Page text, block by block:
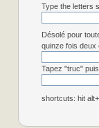
Type the letters
Désolé pour
quinze fois deux
Tapez "truc"
shortcuts: hit